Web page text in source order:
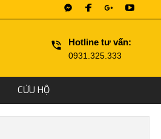
Hotline tư vấn:
0931.325.333
CỨU HỘ